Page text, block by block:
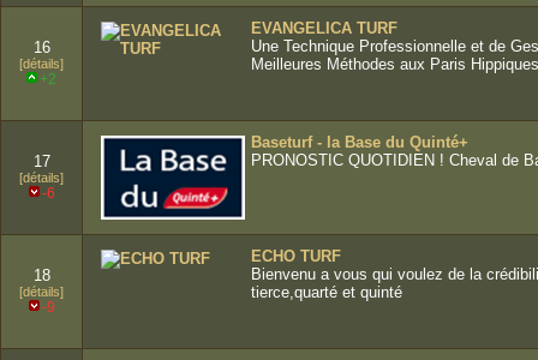
16
[détails]
+2
EVANGELICA TURF
Une Technique Professionnelle et de
Meilleures Méthodes aux Paris
17
[détails]
-6
Baseturf - la Base du Quinté+
PRONOSTIC QUOTIDIEN ! Cheval de
18
[détails]
-9
ECHO TURF
Bienvenu a vous qui voulez de la
tierce,quarté et quinté